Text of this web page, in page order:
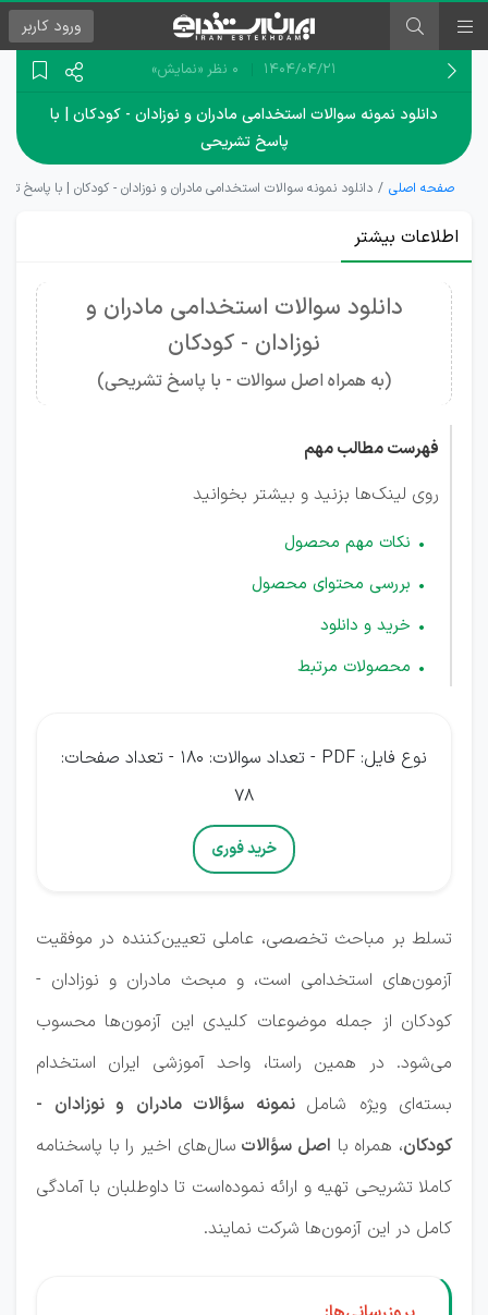
ورود کاربر
۱۴۰۴/۰۴/۲۱ 0 نظر «نمایش»
دانلود نمونه سوالات استخدامی مادران و نوزادان - کودکان | با
پاسخ تشریحی
صفحه اصلی دانلود نمونه سوالات استخدامی مادران و نوزادان - کودکان | با پاسخ
اطلاعات بیشتر
دانلود سوالات استخدامی مادران و
نوزادان - کودکان
(به همراه اصل سوالات - با پاسخ تشریحی)
فهرست مطالب مهم
روی لینک‌ها بزنید و بیشتر بخوانید
نکات مهم محصول
بررسی محتوای محصول
خرید و دانلود
محصولات مرتبط
نوع فایل: PDF - تعداد سوالات: 180 - تعداد صفحات:
78
خرید فوری
تسلط بر مباحث تخصصی، عاملی تعیین‌کننده در موفقیت
آزمون‌های استخدامی است، و مبحث مادران و نوزادان -
کودکان از جمله موضوعات کلیدی این آزمون‌ها محسوب
می‌شود. در همین راستا، واحد آموزشی ایران استخدام
بسته‌ای ویژه شامل نمونه سؤالات مادران و نوزادان -
کودکان، همراه با اصل سؤالات سال‌های اخیر را با پاسخنامه
کاملا تشریحی تهیه و ارائه نموده‌است تا داوطلبان با آمادگی
کامل در این آزمون‌ها شرکت نمایند.